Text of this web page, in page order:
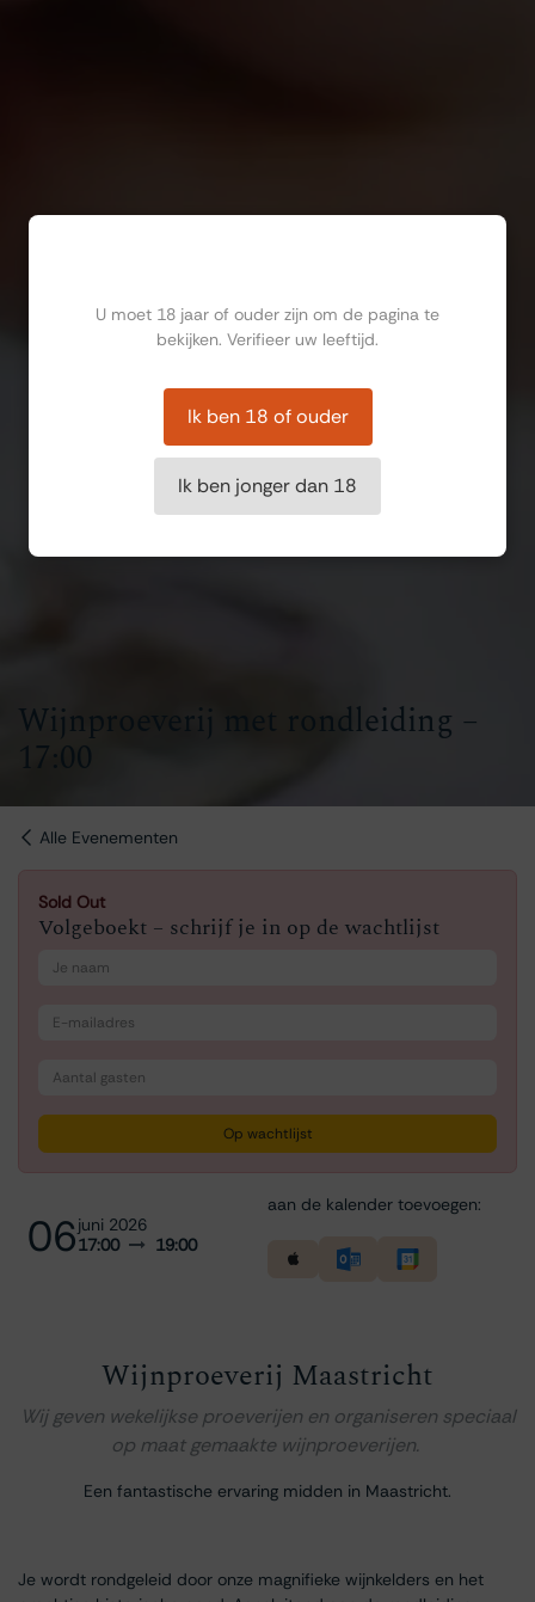
Wijnproeverij met rondleiding –
17:00
Alle Evenementen
Sold Out
Volgeboekt – schrijf je in op de wachtlijst
Op wachtlijst
06juni 2026
17:00
19:00
aan de kalender toevoegen:
Wijnproeverij Maastricht
Wij geven wekelijkse proeverijen en organiseren speciaal
op maat gemaakte wijnproeverijen.
Een fantastische ervaring midden in Maastricht.
Je wordt rondgeleid door onze magnifieke wijnkelders en het
U moet 18 jaar of ouder zijn om de pagina te
bekijken. Verifieer uw leeftijd.
Ik ben 18 of ouder
Ik ben jonger dan 18